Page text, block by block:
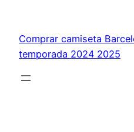
contenido
Comprar camiseta
temporada 2024 2025